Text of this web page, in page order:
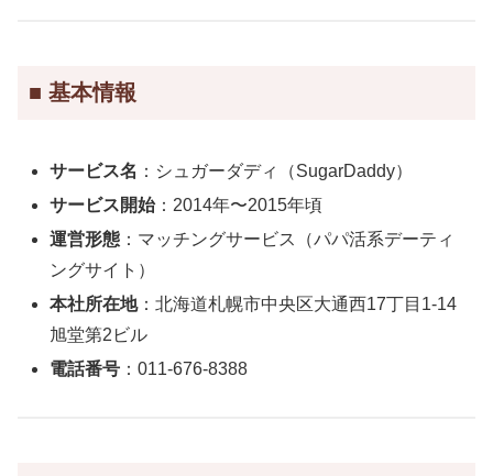
■ 基本情報
サービス名 ：シュガーダディ（SugarDaddy）
サービス開始：2014年〜2015年頃
運営形態 ：マッチングサービス（パパ活系デーティ
ングサイト）
本社所在地：北海道札幌市中央区大通西17丁目1-14
旭堂第2ビル
電話番号 ：011-676-8388